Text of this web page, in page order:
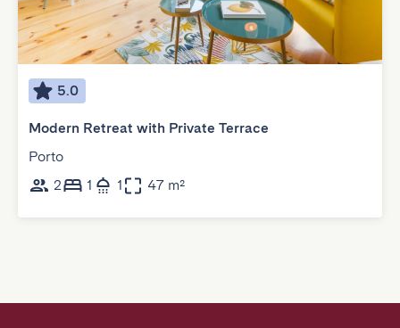
5.0
Modern Retreat with Private Terrace
Porto
2
1 1 47 m²